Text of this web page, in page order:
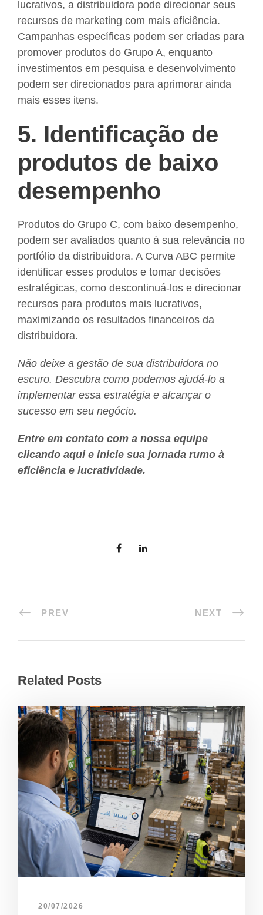
lucrativos, a distribuidora pode direcionar seus
recursos de marketing com mais eficiência.
Campanhas específicas podem ser criadas para
promover produtos do Grupo A, enquanto
investimentos em pesquisa e desenvolvimento
podem ser direcionados para aprimorar ainda
mais esses itens.
5. Identificação de
produtos de baixo
desempenho
Produtos do Grupo C, com baixo desempenho,
podem ser avaliados quanto à sua relevância no
portfólio da distribuidora. A Curva ABC permite
identificar esses produtos e tomar decisões
estratégicas, como descontinuá-los e direcionar
recursos para produtos mais lucrativos,
maximizando os resultados financeiros da
distribuidora.
Não deixe a gestão de sua distribuidora no
escuro. Descubra como podemos ajudá-lo a
implementar essa estratégia e alcançar o
sucesso em seu negócio.
Entre em contato com a nossa equipe
clicando aquie inicie sua jornada rumo à
eficiência e lucratividade.
PREV NEXT
Related Posts
20/07/2026